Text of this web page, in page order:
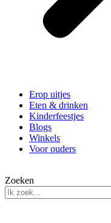
Erop uitjes
Eten & drinken
Kinderfeestjes
Blogs
Winkels
Voor ouders
Zoeken